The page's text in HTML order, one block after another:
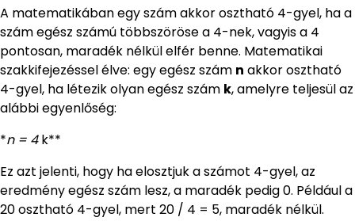
A matematikában egy szám akkor osztható 4-gyel, ha a
szám egész számú többszöröse a 4-nek, vagyis a 4
pontosan, maradék nélkül elfér benne. Matematikai
szakkifejezéssel élve: egy egész szám n akkor osztható
4-gyel, ha létezik olyan egész szám k, amelyre teljesül az
alábbi egyenlőség:
*n = 4k**
Ez azt jelenti, hogy ha elosztjuk a számot 4-gyel, az
eredmény egész szám lesz, a maradék pedig 0. Például a
20 osztható 4-gyel, mert 20 / 4 = 5, maradék nélkül.